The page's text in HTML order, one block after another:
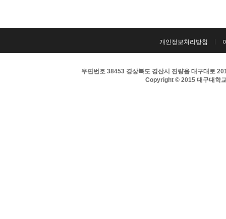
개인정보처리방침
우편번호 38453 경상북도 경산시 진량읍 대구대로
Copyright © 2015 대구대학